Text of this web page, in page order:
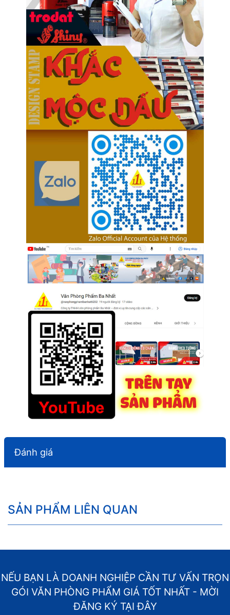
Đánh giá
SẢN PHẨM LIÊN QUAN
NẾU BẠN LÀ DOANH NGHIỆP CẦN TƯ VẤN TRỌN
GÓI VĂN PHÒNG PHẨM GIÁ TỐT NHẤT - MỜI
ĐĂNG KÝ TẠI ĐÂY